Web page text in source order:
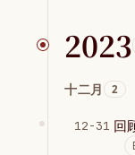
2023
十二月 2
12-31 回